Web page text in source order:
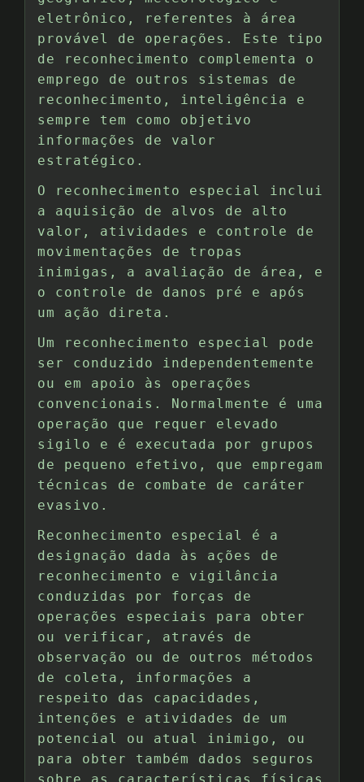
eletrônico, referentes à área
provável de operações. Este tipo
de reconhecimento complementa o
emprego de outros sistemas de
reconhecimento, inteligência e
sempre tem como objetivo
informações de valor
estratégico.
O reconhecimento especial inclui
a aquisição de alvos de alto
valor, atividades e controle de
movimentações de tropas
inimigas, a avaliação de área, e
o controle de danos pré e após
um ação direta.
Um reconhecimento especial pode
ser conduzido independentemente
ou em apoio às operações
convencionais. Normalmente é uma
operação que requer elevado
sigilo e é executada por grupos
de pequeno efetivo, que empregam
técnicas de combate de caráter
evasivo.
Reconhecimento especial é a
designação dada às ações de
reconhecimento e vigilância
conduzidas por forças de
operações especiais para obter
ou verificar, através de
observação ou de outros métodos
de coleta, informações a
respeito das capacidades,
intenções e atividades de um
potencial ou atual inimigo, ou
para obter também dados seguros